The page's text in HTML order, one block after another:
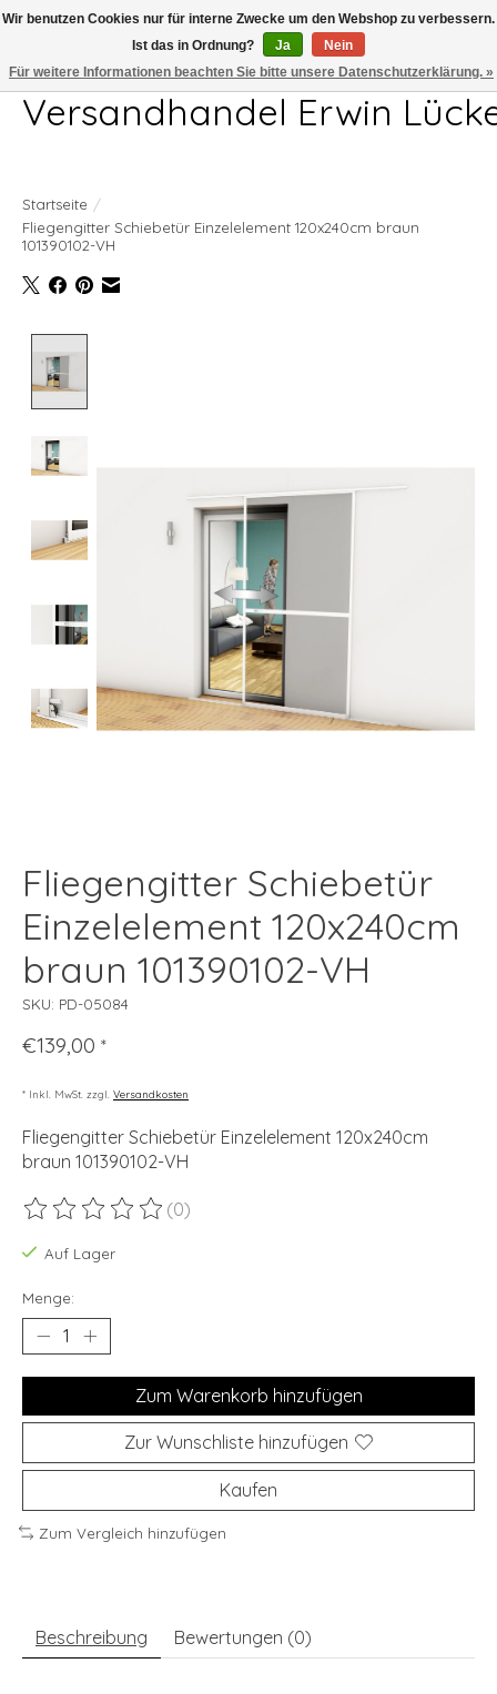
Telefon 04407 715872 MO-DO 7.00-17.00Uhr FR 7.00-13.00Uhr
Versandhandel Erwin
Startseite /
Fliegengitter Schiebetür Einzelelement 120x240cm braun
101390102-VH
Fliegengitter Schiebetür
Einzelelement 120x240cm
braun 101390102-VH
SKU: PD-05084
€139,00 *
* Inkl. MwSt. zzgl. Versandkosten
Fliegengitter Schiebetür Einzelelement 120x240cm
braun 101390102-VH
Die Bewertung dieses Produkts ist
(0)
Auf Lager
Menge:
Zum Warenkorb hinzufügen
Zur Wunschliste hinzufügen
Kaufen
Zum Vergleich hinzufügen
Beschreibung Bewertungen (0)
Wir benutzen Cookies nur für interne Zwecke um den Webshop zu verbessern.
Ist das in Ordnung?
Ja
Nein
Für weitere Informationen beachten Sie bitte unsere Datenschutzerklärung. »